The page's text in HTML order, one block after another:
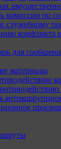
комиссии по
служебному
конфликта
для
материалы